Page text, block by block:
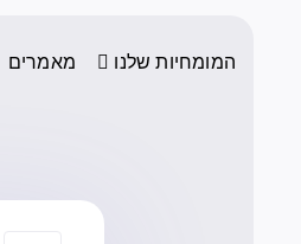
המומחיות שלנו מאמרים